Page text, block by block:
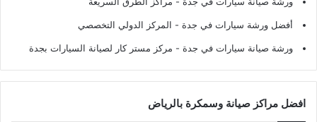
أفضل ورشة سيارات في جدة - المركز الدولي التخصصي
ورشة صيانة سيارات في جدة - مركز مستر كار لصيانة السيارات بجدة
افضل مراكز صيانة وسمكرة بالرياض